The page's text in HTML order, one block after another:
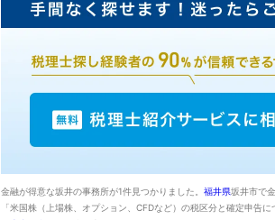
金融が得意な坂井の事務所が1件見つかりました。 福井県坂井市で
「米国株（上場株、オプション、CFDなど）の税区分と確定申告